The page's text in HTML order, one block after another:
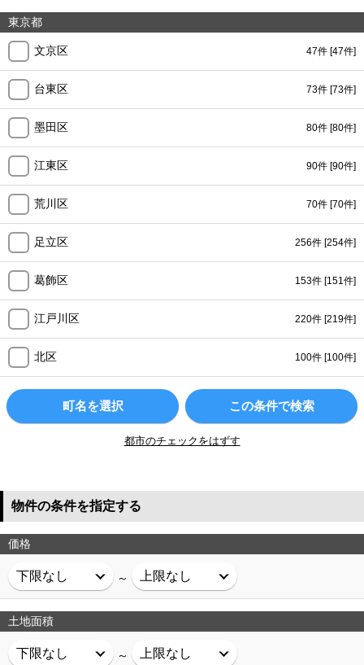
東京都
文京区 47件 [47件]
台東区 73件 [73件]
墨田区 80件 [80件]
江東区 90件 [90件]
荒川区 70件 [70件]
足立区 256件 [254件]
葛飾区 153件 [151件]
江戸川区 220件 [219件]
北区 100件 [100件]
町名を選択 この条件で検索
都市のチェックをはずす
物件の条件を指定する
価格
～
土地面積
～